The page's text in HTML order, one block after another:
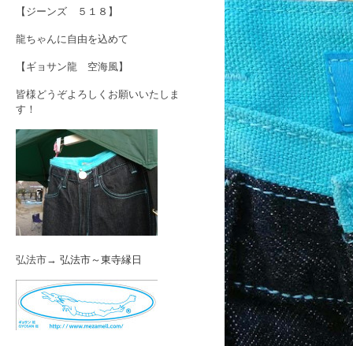
【ジーンズ ５１８】
龍ちゃんに自由を込めて
【ギョサン龍 空海風】
皆様どうぞよろしくお願いいたしま
す！
弘法市→ 弘法市～東寺縁日